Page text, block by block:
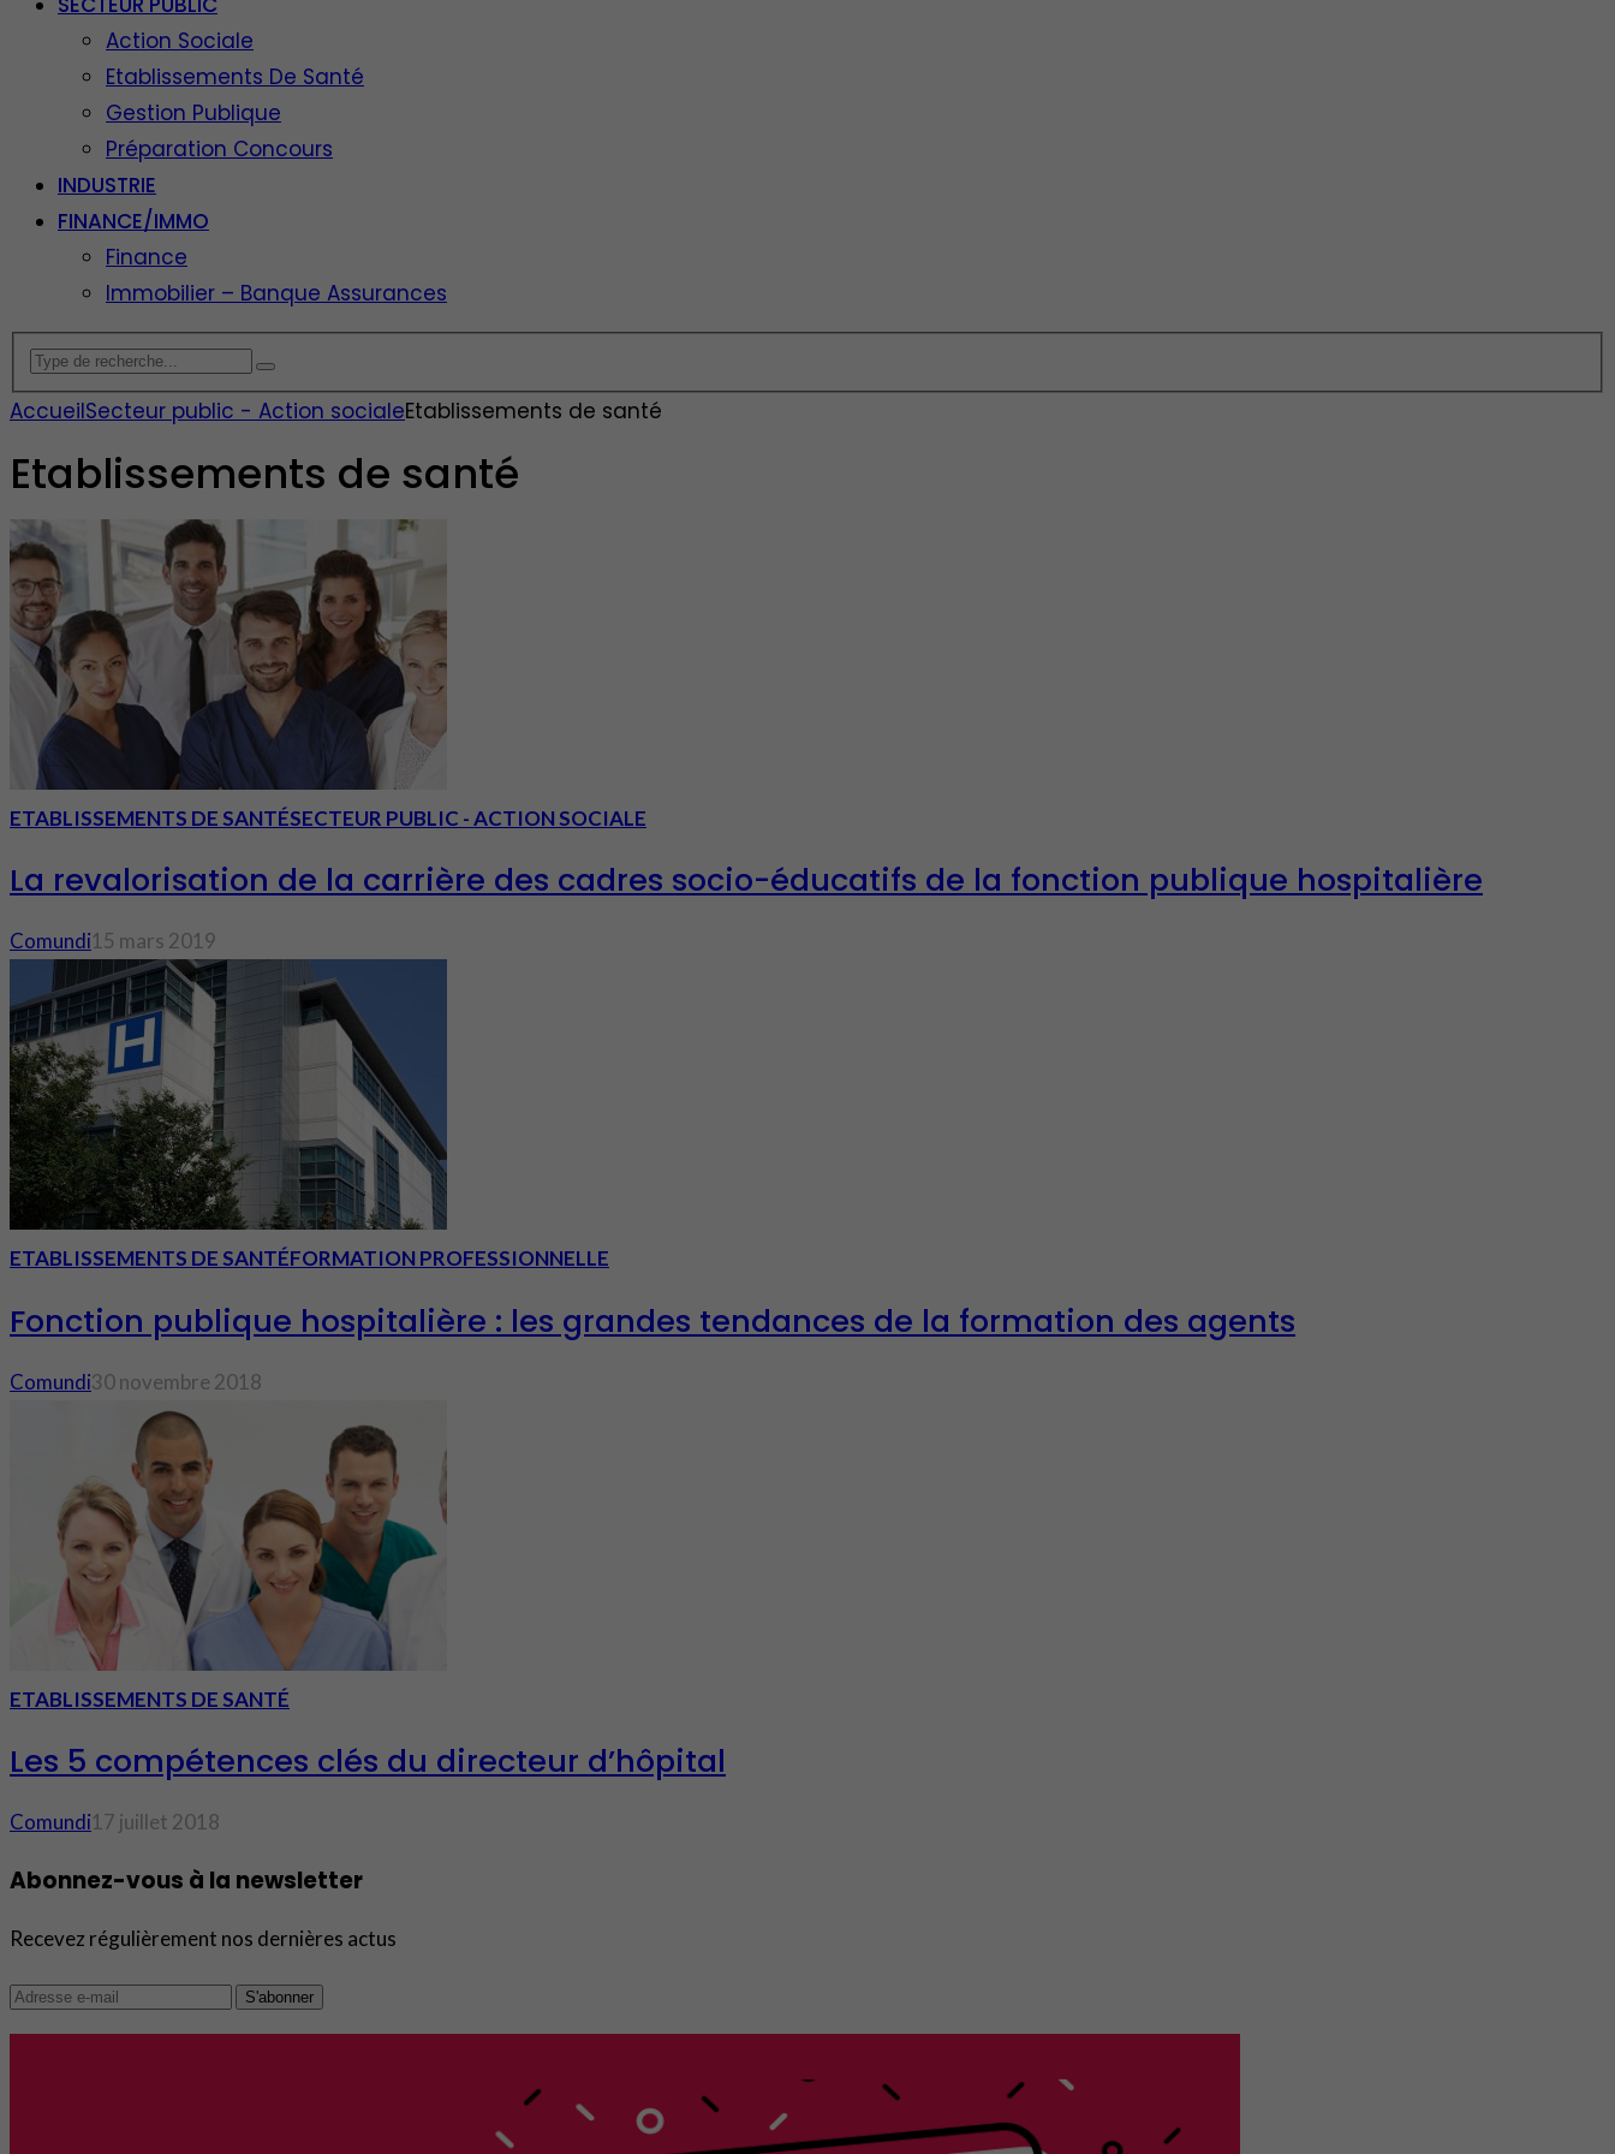
Action Sociale
Etablissements De Santé
Gestion Publique
Préparation Concours
INDUSTRIE
FINANCE/IMMO
Finance
Immobilier – Banque Assurances
AccueilSecteur public - Action socialeEtablissements de santé
Etablissements de santé
ETABLISSEMENTS DE SANTÉSECTEUR PUBLIC - ACTION SOCIALE
La revalorisation de la carrière des cadres socio-éducatifs de la fonction publique hospitalière
Comundi15 mars 2019
ETABLISSEMENTS DE SANTÉFORMATION PROFESSIONNELLE
Fonction publique hospitalière : les grandes tendances de la formation des agents
Comundi30 novembre 2018
ETABLISSEMENTS DE SANTÉ
Les 5 compétences clés du directeur d’hôpital
Comundi17 juillet 2018
Abonnez-vous à la newsletter
Recevez régulièrement nos dernières actus
S'abonner